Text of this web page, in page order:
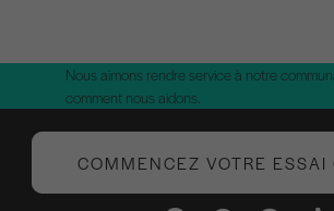
Nous aimons rendre service à notre
comment nous aidons.
COMMENCEZ VOTRE ESSAI